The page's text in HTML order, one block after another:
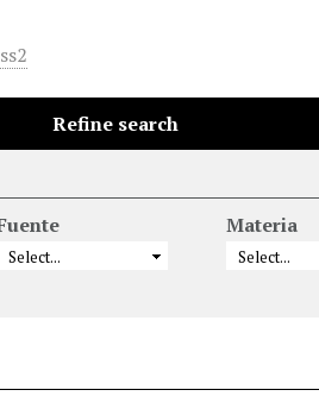
Refine search
Materia